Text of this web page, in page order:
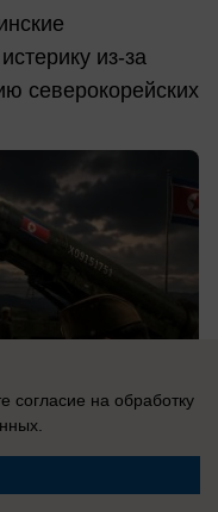
из-за
северокорейских
согласие на обработку